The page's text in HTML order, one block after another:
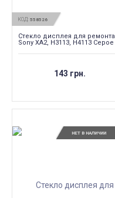
КОД: 558526
Стекло дисплея для ремонта
Sony XA2, H3113, H4113 Серое
143 грн.
НЕТ В НАЛИЧИИ